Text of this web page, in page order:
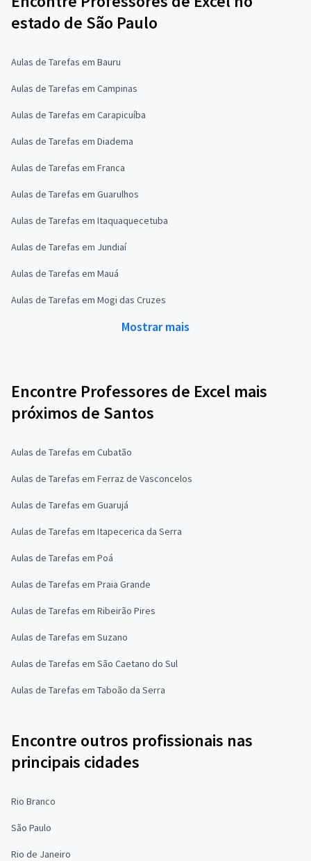
estado de São Paulo
Aulas de Tarefas em Bauru
Aulas de Tarefas em Campinas
Aulas de Tarefas em Carapicuíba
Aulas de Tarefas em Diadema
Aulas de Tarefas em Franca
Aulas de Tarefas em Guarulhos
Aulas de Tarefas em Itaquaquecetuba
Aulas de Tarefas em Jundiaí
Aulas de Tarefas em Mauá
Aulas de Tarefas em Mogi das Cruzes
Mostrar mais
Encontre Professores de Excel mais
próximos de Santos
Aulas de Tarefas em Cubatão
Aulas de Tarefas em Ferraz de Vasconcelos
Aulas de Tarefas em Guarujá
Aulas de Tarefas em Itapecerica da Serra
Aulas de Tarefas em Poá
Aulas de Tarefas em Praia Grande
Aulas de Tarefas em Ribeirão Pires
Aulas de Tarefas em Suzano
Aulas de Tarefas em São Caetano do Sul
Aulas de Tarefas em Taboão da Serra
Encontre outros profissionais nas
principais cidades
Rio Branco
São Paulo
Rio de Janeiro